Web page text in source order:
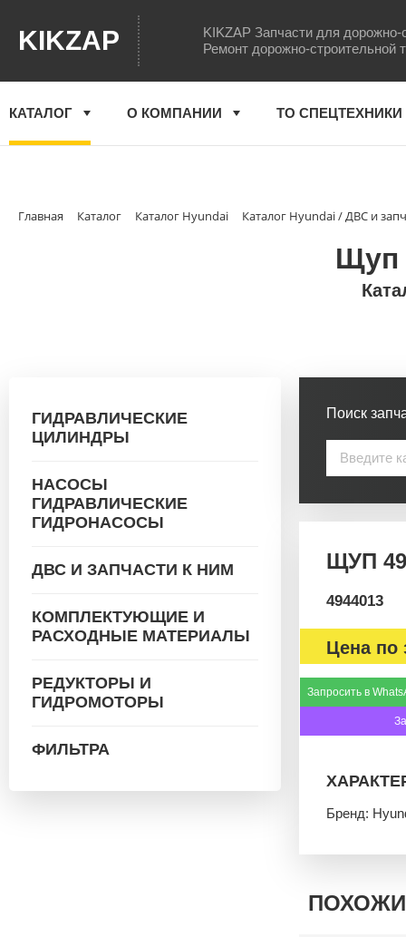
KIKZAP
KIKZAP Запчасти для дорожно-
Ремонт дорожно-строительной
КАТАЛОГ О КОМПАНИИ ТО СПЕЦТЕХНИКИ
Главная Каталог Каталог Hyundai Каталог Hyundai / ДВС и
Щуп
ГИДРАВЛИЧЕСКИЕ
ЦИЛИНДРЫ
НАСОСЫ
ГИДРАВЛИЧЕСКИЕ
ГИДРОНАСОСЫ
ДВС И ЗАПЧАСТИ К НИМ
КОМПЛЕКТУЮЩИЕ И
РАСХОДНЫЕ МАТЕРИАЛЫ
РЕДУКТОРЫ И
ГИДРОМОТОРЫ
ФИЛЬТРА
Поиск
ЩУП
4944013
Цена по
Запросить в
Бренд: